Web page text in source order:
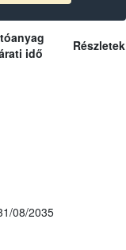
idő
Részletek
08/2035